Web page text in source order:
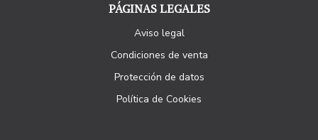
PÁGINAS LEGALES
Aviso legal
Condiciones de venta
Protección de datos
Política de Cookies